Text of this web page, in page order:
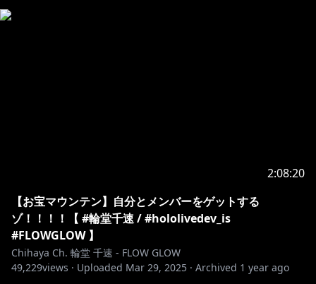
https://shop.hololivepro.com/products/startingvoic
e_rindochihaya
▼ホロライブ日常ささやき「優しく諭してくれる」ボイ
https://shop.hololivepro.com/products/hololive_asm
2:08:20
【お宝マウンテン】自分とメンバーをゲットする
ゾ！！！！【 #輪堂千速 / #hololivedev_is
#FLOWGLOW 】
Chihaya Ch. 輪堂 千速 - FLOW GLOW
49,229views · Uploaded Mar 29, 2025 · Archived 1 year ago